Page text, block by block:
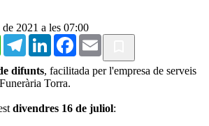
2021 a les 07:00
WhatsAppTelegramLinkedInFacebook
Email
difunts, facilitada per l'empresa de serveis
Torra.
divendres 16 de juliol: